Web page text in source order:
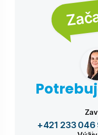
+421 233